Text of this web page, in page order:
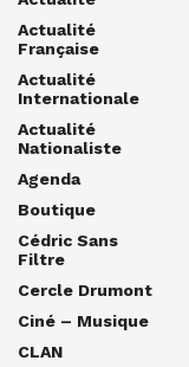
Actualité
Française
Actualité
Internationale
Actualité
Nationaliste
Agenda
Boutique
Cédric Sans
Filtre
Cercle Drumont
Ciné – Musique
CLAN